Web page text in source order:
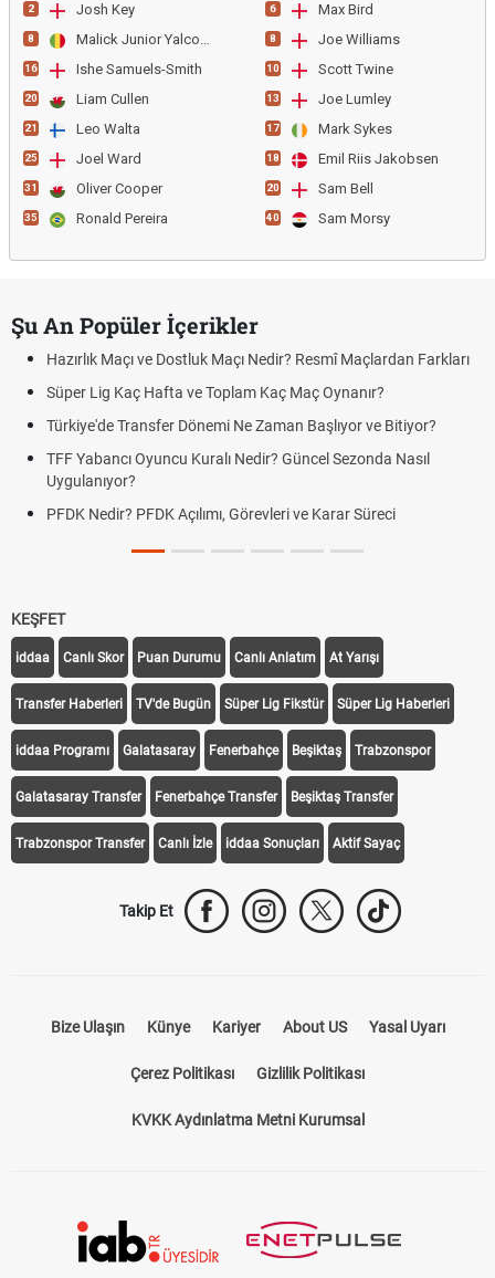
2 Josh Key
8 Malick Junior Yalcouye
16 Ishe Samuels-Smith
20 Liam Cullen
21 Leo Walta
25 Joel Ward
31 Oliver Cooper
35 Ronald Pereira
6 Max Bird
8 Joe Williams
10 Scott Twine
13 Joe Lumley
17 Mark Sykes
18 Emil Riis Jakobsen
20 Sam Bell
40 Sam Morsy
Şu An Popüler İçerikler
Hazırlık Maçı ve Dostluk Maçı Nedir? Resmî Maçlardan Farkları
Süper Lig Kaç Hafta ve Toplam Kaç Maç Oynanır?
Türkiye'de Transfer Dönemi Ne Zaman Başlıyor ve Bitiyor?
TFF Yabancı Oyuncu Kuralı Nedir? Güncel Sezonda Nasıl
Uygulanıyor?
PFDK Nedir? PFDK Açılımı, Görevleri ve Karar Süreci
KEŞFET
iddaa Canlı Skor Puan Durumu Canlı Anlatım At Yarışı
Transfer Haberleri TV'de Bugün Süper Lig Fikstür Süper Lig Haberleri
iddaa Programı Galatasaray Fenerbahçe Beşiktaş Trabzonspor
Galatasaray Transfer Fenerbahçe Transfer Beşiktaş Transfer
Trabzonspor Transfer Canlı İzle iddaa Sonuçları Aktif Sayaç
Takip Et
Bize Ulaşın Künye Kariyer About US Yasal Uyarı
Çerez Politikası Gizlilik Politikası
KVKK Aydınlatma Metni Kurumsal